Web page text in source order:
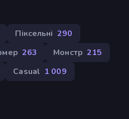
Піксельні 290
263 Монстр 215
Casual 1 009